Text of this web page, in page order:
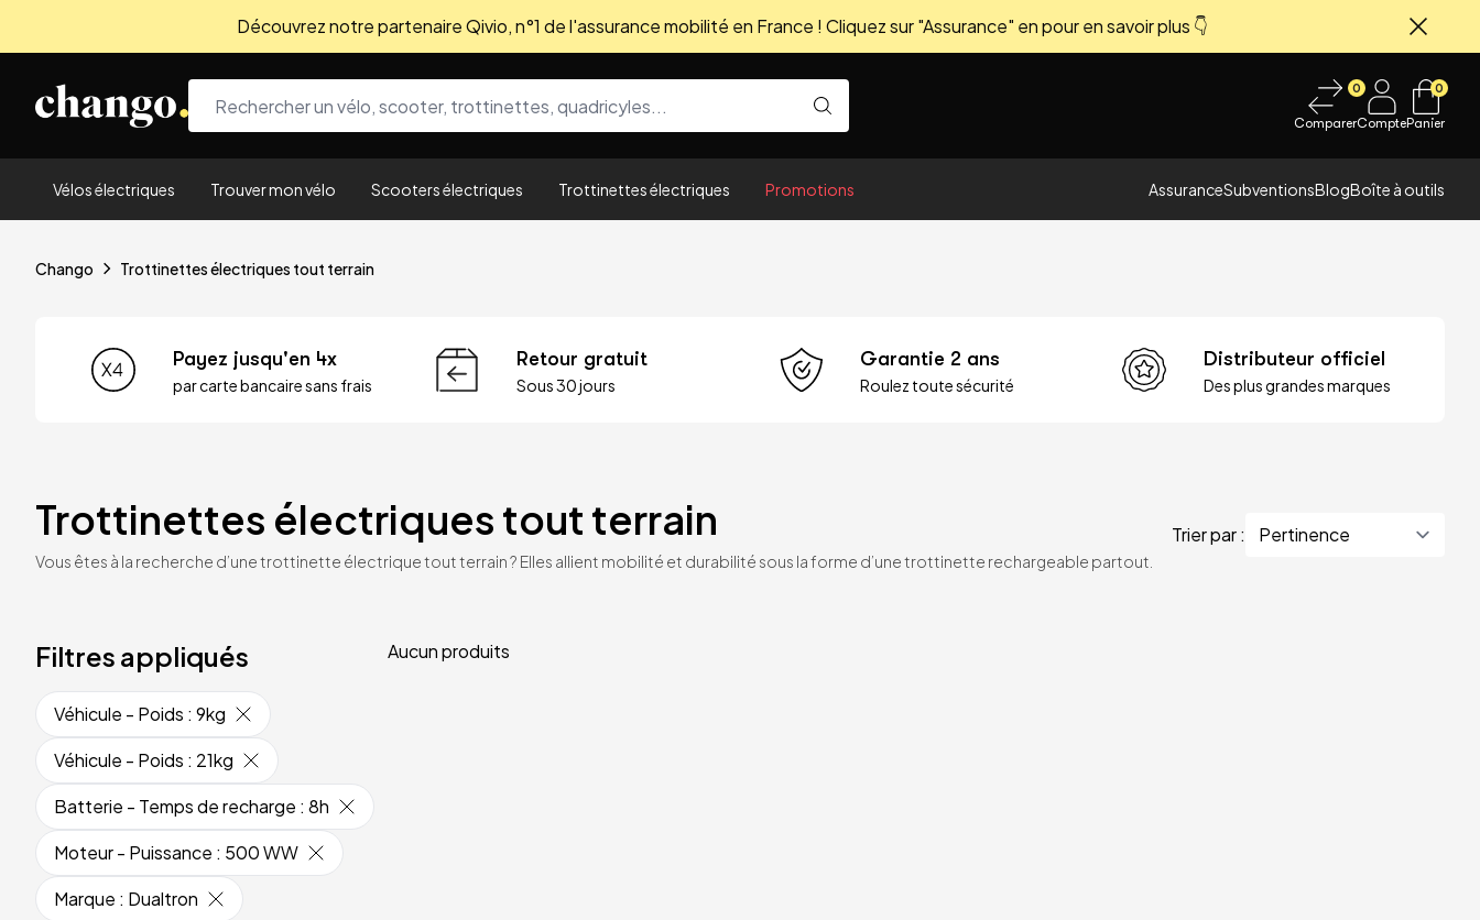
Découvrez notre partenaire Qivio, n°1 de l'assurance mobilité en France ! Cliquez sur "Assurance" en pour en savoir plus 👇
0
ComparerCompte
0
Panier
Vélos électriques Trouver mon vélo Scooters électriques Trottinettes électriques Promotions AssuranceSubventionsBlogBoîte à outils
Chango Trottinettes électriques tout terrain
Payez jusqu'en 4x
par carte bancaire sans frais
Retour gratuit
Sous 30 jours
Garantie 2 ans
Roulez toute sécurité
Distributeur officiel
Des plus grandes marques
Trottinettes électriques tout terrain
Vous êtes à la recherche d’une trottinette électrique tout terrain ? Elles allient mobilité et durabilité sous la forme d’une trottinette rechargeable partout.
Trier par :
Filtres appliqués
Véhicule - Poids : 9kg
Véhicule - Poids : 21kg
Batterie - Temps de recharge : 8h
Moteur - Puissance : 500 WW
Marque : Dualtron
Aucun produits